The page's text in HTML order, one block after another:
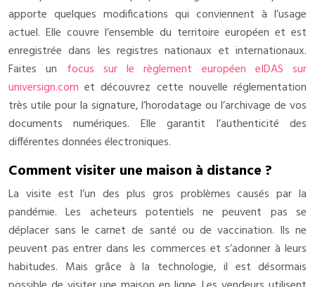
apporte quelques modifications qui conviennent à l’usage
actuel. Elle couvre l’ensemble du territoire européen et est
enregistrée dans les registres nationaux et internationaux.
Faites un focus sur le règlement européen eIDAS sur
universign.com et découvrez cette nouvelle réglementation
très utile pour la signature, l’horodatage ou l’archivage de vos
documents numériques. Elle garantit l’authenticité des
différentes données électroniques.
Comment visiter une maison à distance ?
La visite est l’un des plus gros problèmes causés par la
pandémie. Les acheteurs potentiels ne peuvent pas se
déplacer sans le carnet de santé ou de vaccination. Ils ne
peuvent pas entrer dans les commerces et s’adonner à leurs
habitudes. Mais grâce à la technologie, il est désormais